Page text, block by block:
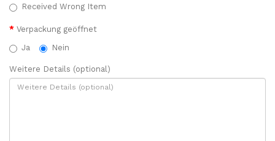
Received Wrong Item
Verpackung geöffnet
Ja
Nein
Weitere Details (optional)